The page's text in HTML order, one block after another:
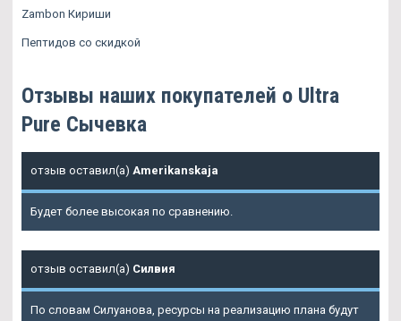
Zambon Кириши
Пептидов со скидкой
Отзывы наших покупателей о Ultra
Pure Сычевка
отзыв оставил(а) Amerikanskaja
Будет более высокая по сравнению.
отзыв оставил(а) Силвия
По словам Силуанова, ресурсы на реализацию плана будут